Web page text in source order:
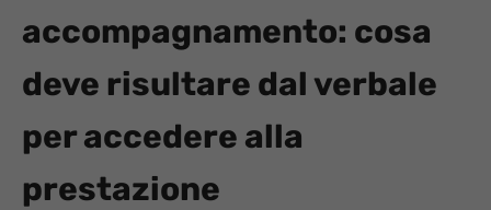
accompagnamento: cosa
deve risultare dal verbale
per accedere alla
prestazione